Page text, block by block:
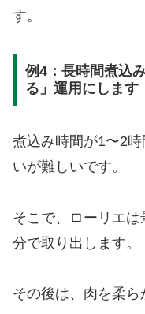
す。
例4：長時間煮込
る」運用にします
煮込み時間が1〜2
いが難しいです。
そこで、ローリエ
分で取り出します。
その後は、肉を柔ら